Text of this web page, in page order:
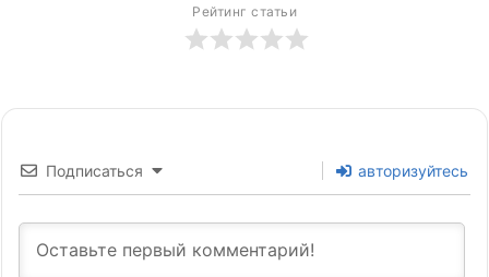
Рейтинг статьи
Подписаться авторизуйтесь